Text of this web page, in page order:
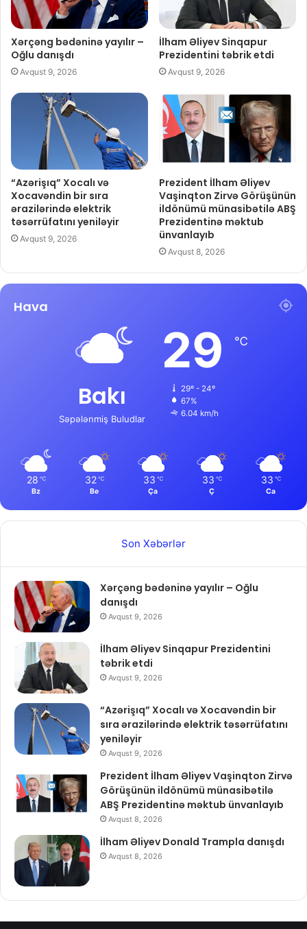
Xərçəng bədəninə yayılır –
Oğlu danışdı
Avqust 9, 2026
İlham Əliyev Sinqapur
Prezidentini təbrik etdi
Avqust 9, 2026
“Azərişıq” Xocalı və
Xocavəndin bir sıra
ərazilərində elektrik
təsərrüfatını yeniləyir
Avqust 9, 2026
Prezident İlham Əliyev
Vaşinqton Zirvə Görüşünün
ildönümü münasibətilə ABŞ
Prezidentinə məktub
ünvanlayıb
Avqust 8, 2026
Hava
Bakı
Səpələnmiş Buludlar
29 ℃
29º - 24º
67%
6.04 km/h
28 ℃
Bz
32 ℃
Be
33 ℃
Ça
33 ℃
Ç
33 ℃
Ca
Son Xəbərlər
Xərçəng bədəninə yayılır – Oğlu
danışdı
Avqust 9, 2026
İlham Əliyev Sinqapur Prezidentini
təbrik etdi
Avqust 9, 2026
“Azərişıq” Xocalı və Xocavəndin bir
sıra ərazilərində elektrik təsərrüfatını
yeniləyir
Avqust 9, 2026
Prezident İlham Əliyev Vaşinqton Zirvə
Görüşünün ildönümü münasibətilə
ABŞ Prezidentinə məktub ünvanlayıb
Avqust 8, 2026
İlham Əliyev Donald Trampla danışdı
Avqust 8, 2026